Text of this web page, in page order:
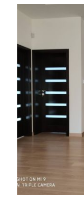
Ваше имя*
Ваш телефон*
Комментарий